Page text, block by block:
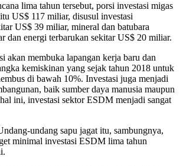
lima tahun tersebut, porsi investasi migas
US$ 117 miliar, disusul investasi
US$ 39 miliar, mineral dan batubara
dan energi terbarukan sekitar US$ 20 miliar.
akan membuka lapangan kerja baru dan
kemiskinan yang sejak tahun 2018 untuk
di bawah 10%. Investasi juga menjadi
baik sumber daya manusia maupun
ini, investasi sektor ESDM menjadi sangat
undang sapu jagat itu, sambungnya,
minimal investasi ESDM lima tahun